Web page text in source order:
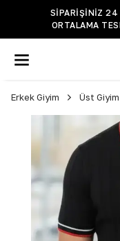
SIPARIŞINIZ 24
ORTALAMA
Erkek Giyim Üst Giyim